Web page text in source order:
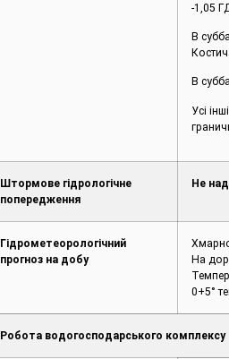
-1,05
В
В
Усі
Штормове гідрологічне
попередження
Не
Гідрометеорологічний
прогноз на добу
На
0+5°
Робота водогосподарського комплексу